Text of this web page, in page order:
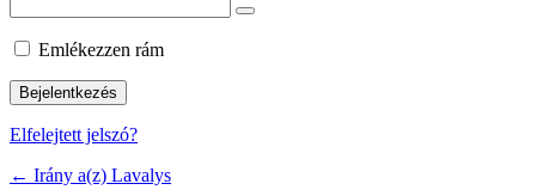
Emlékezzen rám
Elfelejtett jelszó?
← Irány a(z) Lavalys